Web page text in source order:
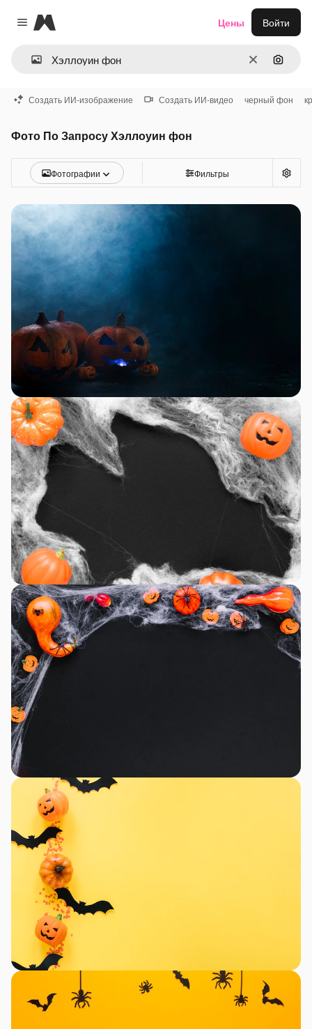
Close menu
Magnific
ОчиститьПоиск
Цены Войти
Создать ИИ-изображение Создать ИИ-видео черный фон
Фото По Запросу Хэллоуин фон
Фотографии Фильтры